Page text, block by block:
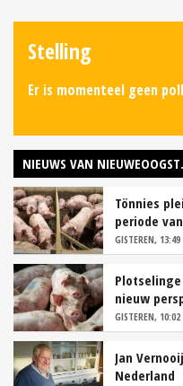
Stelling
Er is momenteel geen
NIEUWS VAN
Tönnies
periode
GISTEREN, 13:49
nieuw
GISTEREN, 10:02
Jan
Nederland